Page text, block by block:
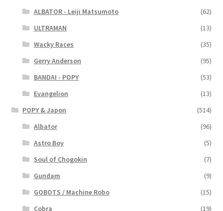
ALBATOR - Leiji Matsumoto
(62)
ULTRAMAN
(13)
Wacky Races
(35)
Gerry Anderson
(95)
BANDAI - POPY
(53)
Evangelion
(13)
POPY & Japon
(514)
Albator
(96)
Astro Boy
(5)
Soul of Chogokin
(7)
Gundam
(9)
GOBOTS / Machine Robo
(15)
Cobra
(19)